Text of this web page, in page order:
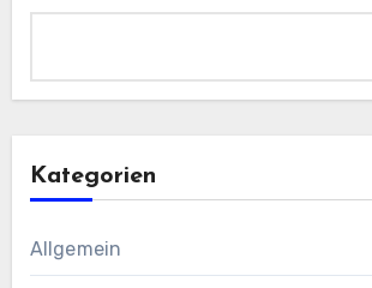
Kategorien
Allgemein